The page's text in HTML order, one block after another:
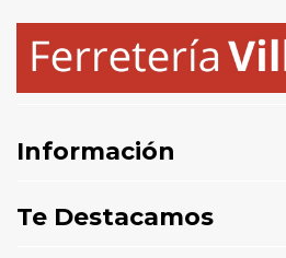
Información
Te Destacamos